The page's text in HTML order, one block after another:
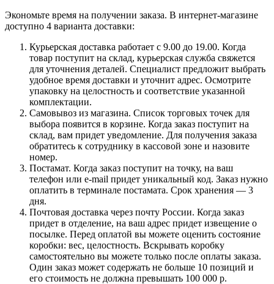
Экономьте время на получении заказа. В интернет-магазине
доступно 4 варианта доставки:
Курьерская доставка работает с 9.00 до 19.00. Когда
товар поступит на склад, курьерская служба свяжется
для уточнения деталей. Специалист предложит выбрать
удобное время доставки и уточнит адрес. Осмотрите
упаковку на целостность и соответствие указанной
комплектации.
Самовывоз из магазина. Список торговых точек для
выбора появится в корзине. Когда заказ поступит на
склад, вам придет уведомление. Для получения заказа
обратитесь к сотруднику в кассовой зоне и назовите
номер.
Постамат. Когда заказ поступит на точку, на ваш
телефон или e-mail придет уникальный код. Заказ нужно
оплатить в терминале постамата. Срок хранения — 3
дня.
Почтовая доставка через почту России. Когда заказ
придет в отделение, на ваш адрес придет извещение о
посылке. Перед оплатой вы можете оценить состояние
коробки: вес, целостность. Вскрывать коробку
самостоятельно вы можете только после оплаты заказа.
Один заказ может содержать не больше 10 позиций и
его стоимость не должна превышать 100 000 р.